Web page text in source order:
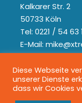
Kalkarer Str. 2
50733 Köln
Tel: 0221 / 54 63
E-Mail:
Diese Webseite
unserer Dienste
dass wir Cookies